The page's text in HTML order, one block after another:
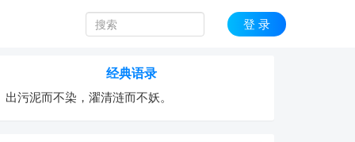
登 录
经典语录
出污泥而不染，濯清涟而不妖。